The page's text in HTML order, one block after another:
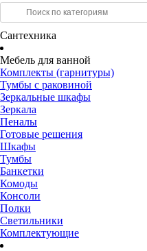
Сантехника
Мебель для ванной
Комплекты (гарнитуры)
Тумбы с раковиной
Зеркальные шкафы
Зеркала
Пеналы
Готовые решения
Шкафы
Тумбы
Банкетки
Комоды
Консоли
Полки
Светильники
Комплектующие